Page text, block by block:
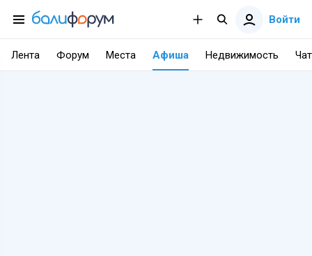
Войти
Лента Форум Места Афиша Недвижимость Чат